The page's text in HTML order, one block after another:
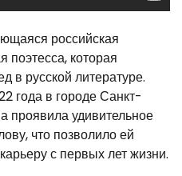
российская
поэтесса, которая
в русской литературе.
года в городе Санкт-
проявила удивительное
что позволило ей
с первых лет жизни.